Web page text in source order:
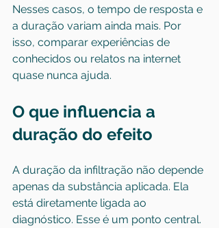
Nesses casos, o tempo de resposta e
a duração variam ainda mais. Por
isso, comparar experiências de
conhecidos ou relatos na internet
quase nunca ajuda.
O que influencia a
duração do efeito
A duração da infiltração não depende
apenas da substância aplicada. Ela
está diretamente ligada ao
diagnóstico. Esse é um ponto central.